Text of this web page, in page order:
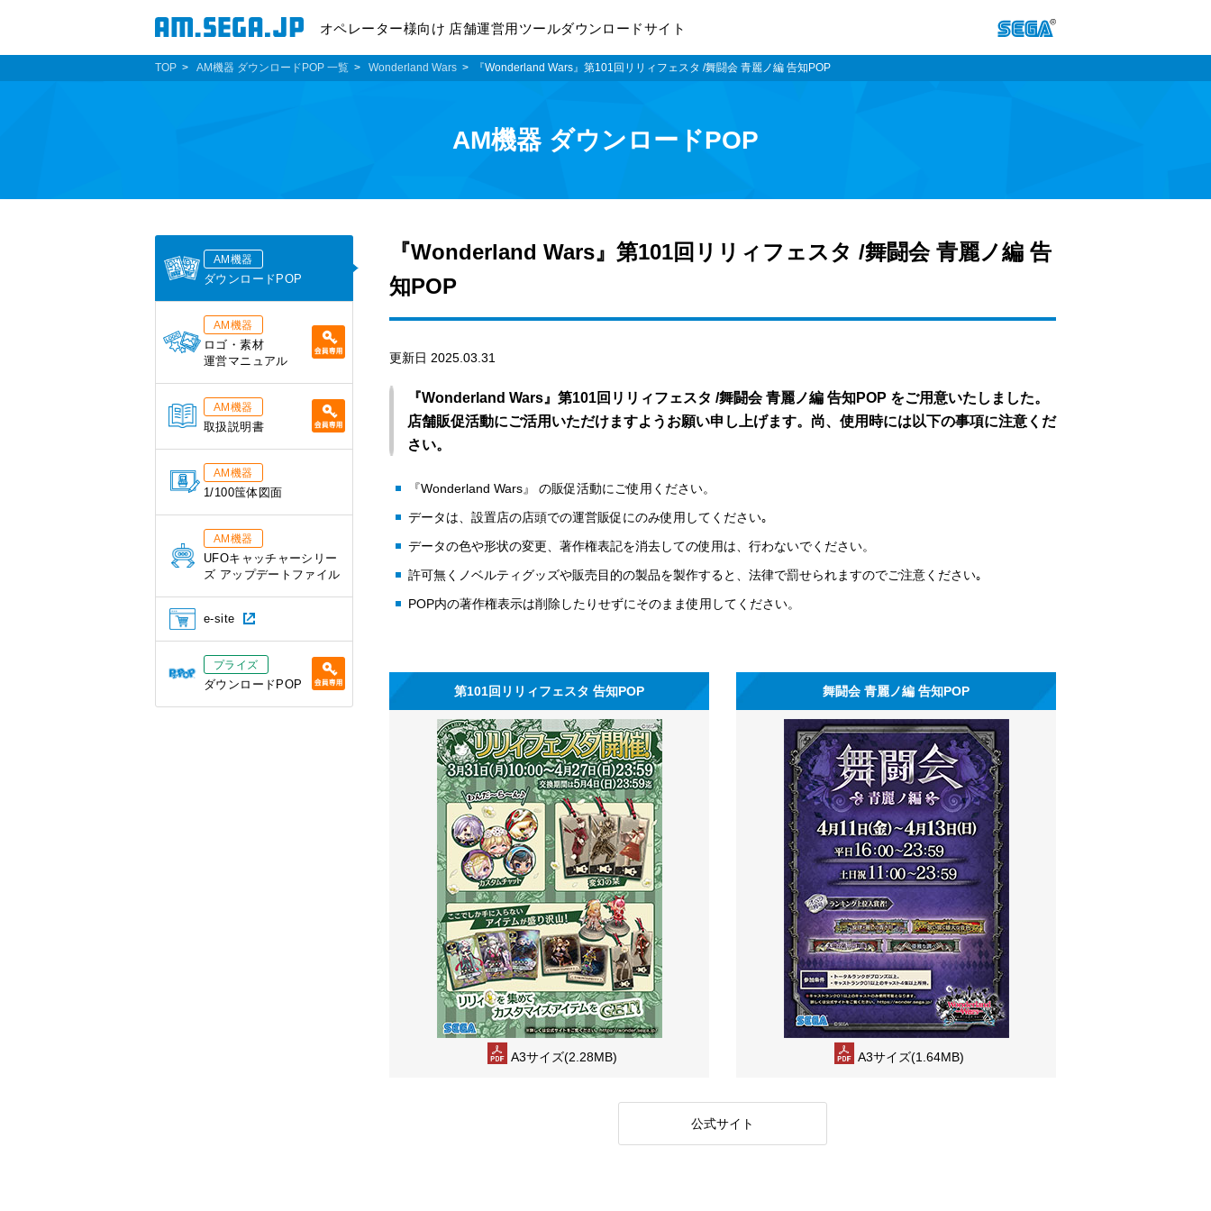
オペレーター様向け 店舗運営用ツールダウンロードサイト
TOP AM機器 ダウンロードPOP 一覧 Wonderland Wars 『Wonderland Wars』第101回リリィフェスタ /舞闘会 青麗ノ編 告知POP
AM機器 ダウンロードPOP
『Wonderland Wars』第101回リリィフェスタ /舞闘会 青麗ノ編 告
知POP
更新日 2025.03.31
『Wonderland Wars』第101回リリィフェスタ /舞闘会 青麗ノ編 告知POP をご用意いたしました。
店舗販促活動にご活用いただけますようお願い申し上げます。尚、使用時には以下の事項に注意くだ
さい。
『Wonderland Wars』 の販促活動にご使用ください。
データは、設置店の店頭での運営販促にのみ使用してください｡
データの色や形状の変更、著作権表記を消去しての使用は、行わないでください。
許可無くノベルティグッズや販売目的の製品を製作すると、法律で罰せられますのでご注意ください｡
POP内の著作権表示は削除したりせずにそのまま使用してください。
第101回リリィフェスタ 告知POP
A3サイズ(2.28MB)
舞闘会 青麗ノ編 告知POP
A3サイズ(1.64MB)
公式サイト
AM機器
ダウンロードPOP
AM機器
ロゴ・素材
運営マニュアル
AM機器
取扱説明書
AM機器
1/100筺体図面
AM機器
UFOキャッチャーシリー
ズ アップデートファイル
e-site
プライズ
ダウンロードPOP